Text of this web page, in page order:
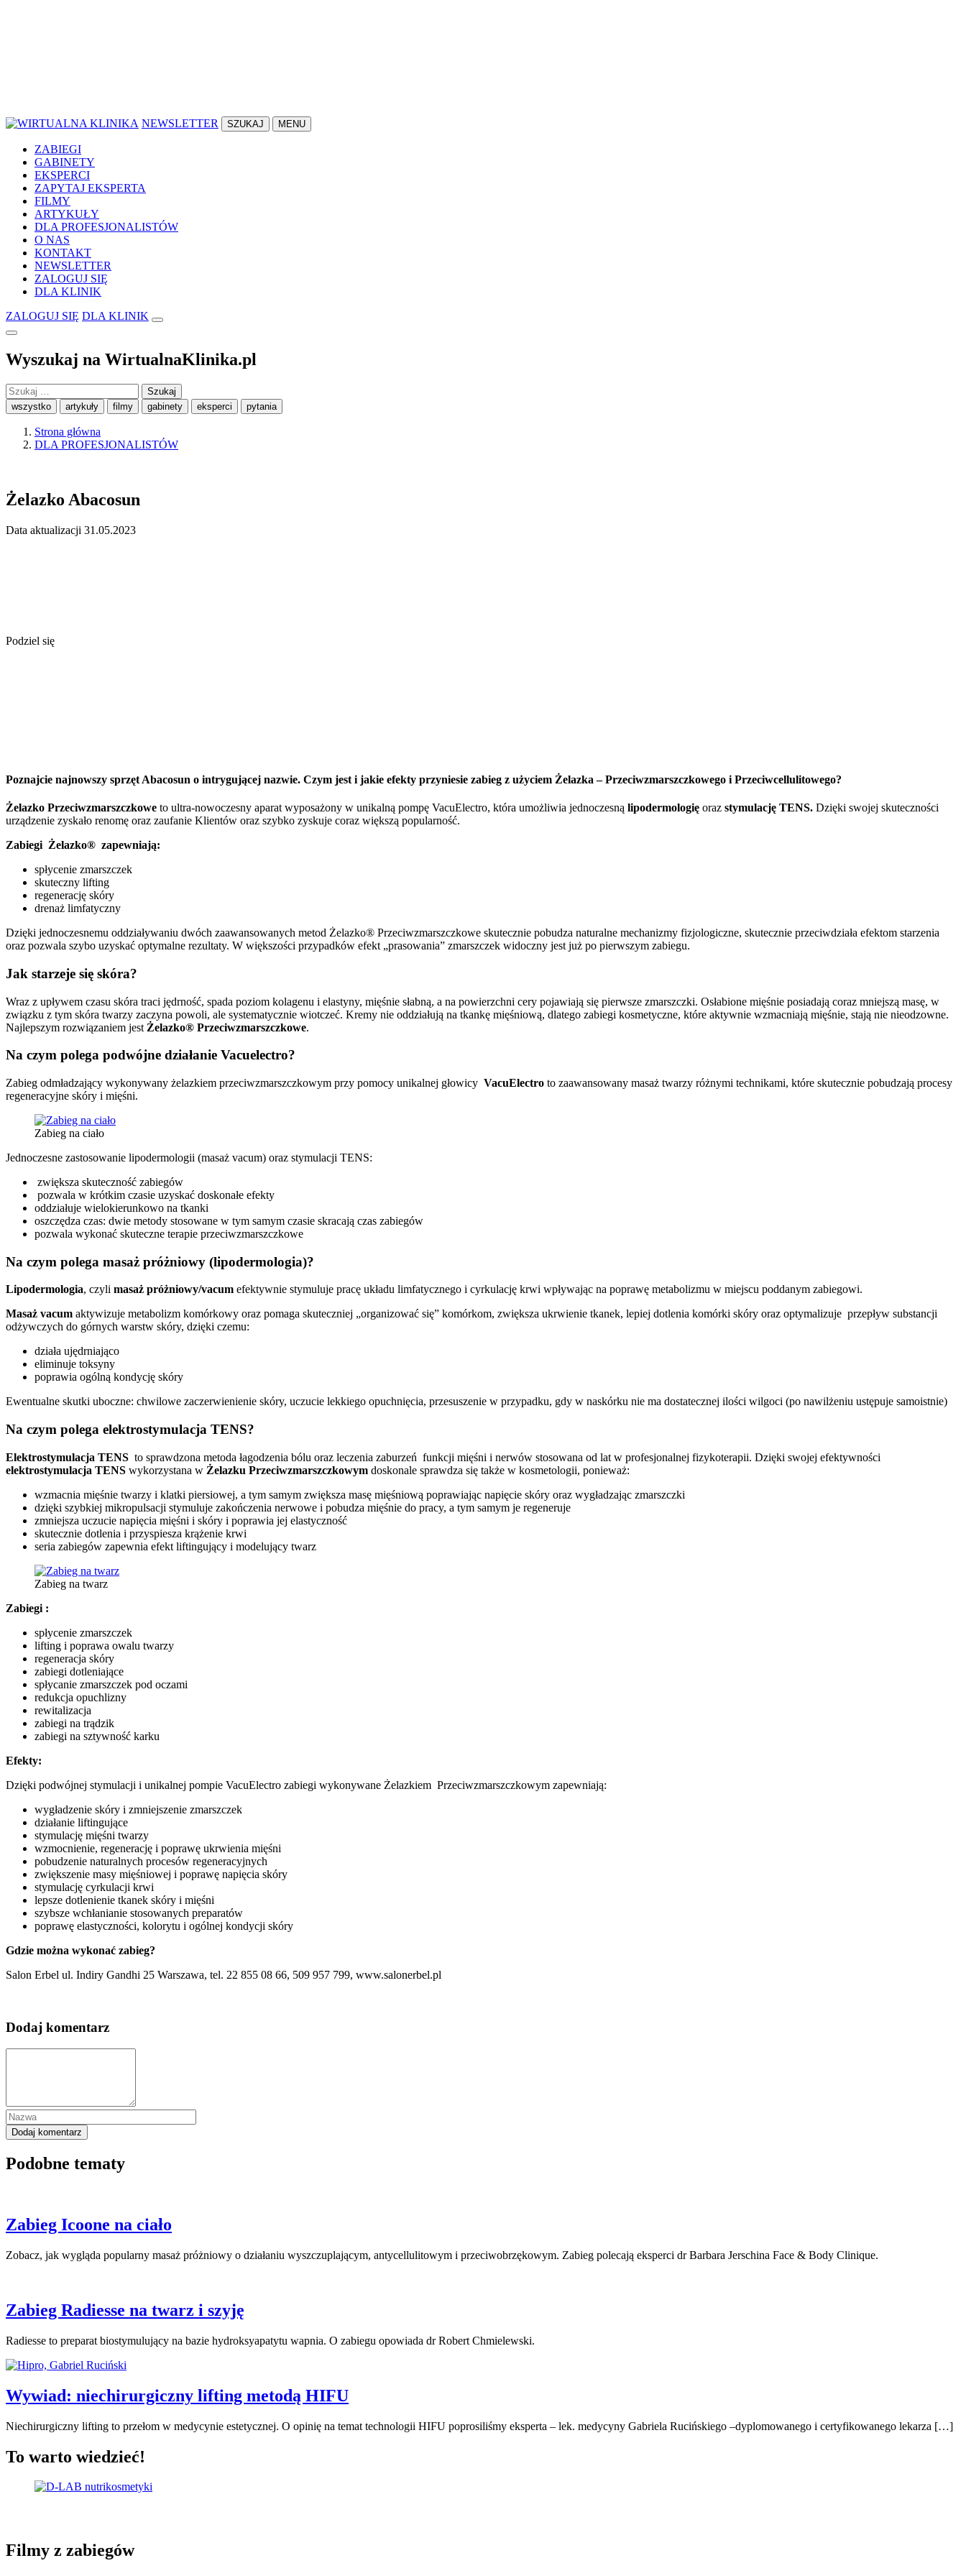
NEWSLETTER SZUKAJ MENU
ZABIEGI
GABINETY
EKSPERCI
ZAPYTAJ EKSPERTA
FILMY
ARTYKUŁY
DLA PROFESJONALISTÓW
O NAS
KONTAKT
NEWSLETTER
ZALOGUJ SIĘ
DLA KLINIK
ZALOGUJ SIĘ DLA KLINIK
Wyszukaj na WirtualnaKlinika.pl
Szukaj:
wszystko artykuły filmy gabinety eksperci pytania
Strona główna
DLA PROFESJONALISTÓW
Żelazko Abacosun
Data aktualizacji 31.05.2023
Podziel się
Poznajcie najnowszy sprzęt Abacosun o intrygującej nazwie. Czym jest i jakie efekty przyniesie zabieg z użyciem Żelazka – Przeciwzmarszczkowego i Przeciwcellulitowego?
Żelazko Przeciwzmarszczkowe to ultra-nowoczesny aparat wyposażony w unikalną pompę VacuElectro, która umożliwia jednoczesną lipodermologię oraz stymulację TENS. Dzięki swojej skuteczności
urządzenie zyskało renomę oraz zaufanie Klientów oraz szybko zyskuje coraz większą popularność.
Zabiegi Żelazko® zapewniają:
spłycenie zmarszczek
skuteczny lifting
regenerację skóry
drenaż limfatyczny
Dzięki jednoczesnemu oddziaływaniu dwóch zaawansowanych metod Żelazko® Przeciwzmarszczkowe skutecznie pobudza naturalne mechanizmy fizjologiczne, skutecznie przeciwdziała efektom starzenia
oraz pozwala szybo uzyskać optymalne rezultaty. W większości przypadków efekt „prasowania” zmarszczek widoczny jest już po pierwszym zabiegu.
Jak starzeje się skóra?
Wraz z upływem czasu skóra traci jędrność, spada poziom kolagenu i elastyny, mięśnie słabną, a na powierzchni cery pojawiają się pierwsze zmarszczki. Osłabione mięśnie posiadają coraz mniejszą masę, w
związku z tym skóra twarzy zaczyna powoli, ale systematycznie wiotczeć. Kremy nie oddziałują na tkankę mięśniową, dlatego zabiegi kosmetyczne, które aktywnie wzmacniają mięśnie, stają nie nieodzowne.
Najlepszym rozwiązaniem jest Żelazko® Przeciwzmarszczkowe.
Na czym polega podwójne działanie Vacuelectro?
Zabieg odmładzający wykonywany żelazkiem przeciwzmarszczkowym przy pomocy unikalnej głowicy VacuElectro to zaawansowany masaż twarzy różnymi technikami, które skutecznie pobudzają procesy
regeneracyjne skóry i mięśni.
Zabieg na ciało
Jednoczesne zastosowanie lipodermologii (masaż vacum) oraz stymulacji TENS:
zwiększa skuteczność zabiegów
pozwala w krótkim czasie uzyskać doskonałe efekty
oddziałuje wielokierunkowo na tkanki
oszczędza czas: dwie metody stosowane w tym samym czasie skracają czas zabiegów
pozwala wykonać skuteczne terapie przeciwzmarszczkowe
Na czym polega masaż próżniowy (lipodermologia)?
Lipodermologia, czyli masaż próżniowy/vacum efektywnie stymuluje pracę układu limfatycznego i cyrkulację krwi wpływając na poprawę metabolizmu w miejscu poddanym zabiegowi.
Masaż vacum aktywizuje metabolizm komórkowy oraz pomaga skuteczniej „organizować się” komórkom, zwiększa ukrwienie tkanek, lepiej dotlenia komórki skóry oraz optymalizuje przepływ substancji
odżywczych do górnych warstw skóry, dzięki czemu:
działa ujędrniająco
eliminuje toksyny
poprawia ogólną kondycję skóry
Ewentualne skutki uboczne: chwilowe zaczerwienienie skóry, uczucie lekkiego opuchnięcia, przesuszenie w przypadku, gdy w naskórku nie ma dostatecznej ilości wilgoci (po nawilżeniu ustępuje samoistnie)
Na czym polega elektrostymulacja TENS?
Elektrostymulacja TENS to sprawdzona metoda łagodzenia bólu oraz leczenia zaburzeń funkcji mięśni i nerwów stosowana od lat w profesjonalnej fizykoterapii. Dzięki swojej efektywności
elektrostymulacja TENS wykorzystana w Żelazku Przeciwzmarszczkowym doskonale sprawdza się także w kosmetologii, ponieważ:
wzmacnia mięśnie twarzy i klatki piersiowej, a tym samym zwiększa masę mięśniową poprawiając napięcie skóry oraz wygładzając zmarszczki
dzięki szybkiej mikropulsacji stymuluje zakończenia nerwowe i pobudza mięśnie do pracy, a tym samym je regeneruje
zmniejsza uczucie napięcia mięśni i skóry i poprawia jej elastyczność
skutecznie dotlenia i przyspiesza krążenie krwi
seria zabiegów zapewnia efekt liftingujący i modelujący twarz
Zabieg na twarz
Zabiegi :
spłycenie zmarszczek
lifting i poprawa owalu twarzy
regeneracja skóry
zabiegi dotleniające
spłycanie zmarszczek pod oczami
redukcja opuchlizny
rewitalizacja
zabiegi na trądzik
zabiegi na sztywność karku
Efekty:
Dzięki podwójnej stymulacji i unikalnej pompie VacuElectro zabiegi wykonywane Żelazkiem Przeciwzmarszczkowym zapewniają:
wygładzenie skóry i zmniejszenie zmarszczek
działanie liftingujące
stymulację mięśni twarzy
wzmocnienie, regenerację i poprawę ukrwienia mięśni
pobudzenie naturalnych procesów regeneracyjnych
zwiększenie masy mięśniowej i poprawę napięcia skóry
stymulację cyrkulacji krwi
lepsze dotlenienie tkanek skóry i mięśni
szybsze wchłanianie stosowanych preparatów
poprawę elastyczności, kolorytu i ogólnej kondycji skóry
Gdzie można wykonać zabieg?
Salon Erbel ul. Indiry Gandhi 25 Warszawa, tel. 22 855 08 66, 509 957 799, www.salonerbel.pl
Dodaj komentarz
Podobne tematy
Zabieg Icoone na ciało
Zobacz, jak wygląda popularny masaż próżniowy o działaniu wyszczuplającym, antycellulitowym i przeciwobrzękowym. Zabieg polecają eksperci dr Barbara Jerschina Face & Body Clinique.
Zabieg Radiesse na twarz i szyję
Radiesse to preparat biostymulujący na bazie hydroksyapatytu wapnia. O zabiegu opowiada dr Robert Chmielewski.
Wywiad: niechirurgiczny lifting metodą HIFU
Niechirurgiczny lifting to przełom w medycynie estetycznej. O opinię na temat technologii HIFU poprosiliśmy eksperta – lek. medycyny Gabriela Rucińskiego –dyplomowanego i certyfikowanego lekarza […]
To warto wiedzieć!
Filmy z zabiegów